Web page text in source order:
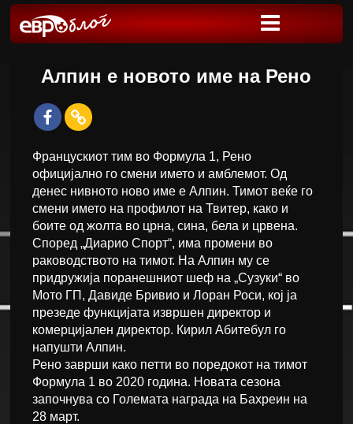
Алпин е новото име на Рено
Францускиот тим во Формула 1, Рено
официјално го смени името и амблемот. Од
денес нивното ново име е Алпин. Тимот веќе го
смени името на профилот на Твитер, како и
боите од жолта во црна, сина, бела и црвена.
Според „Диарио Спорт“, има промени во
раководството на тимот. На Алпин му се
придружија поранешниот шеф на „Сузуки“ во
Мото ГП, Давиде Бривио и Лоран Роси, кој ја
презеде функцијата извршен директор и
комерцијален директор. Кирил Абитебул го
напушти Алпин.
Рено заврши како петти во поредокот на тимот
Формула 1 во 2020 година. Новата сезона
започнува со Големата награда на Бахреин на
28 март.